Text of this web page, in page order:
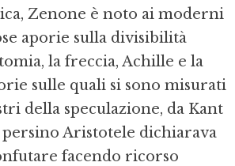
Zenone è noto ai moderni
aporie sulla divisibilità
la freccia, Achille e la
sulle quali si sono misurati
della speculazione, da Kant
persino Aristotele dichiarava
facendo ricorso